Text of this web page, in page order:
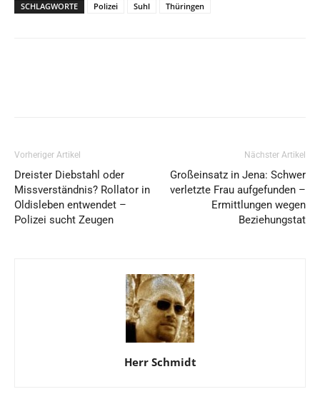
SCHLAGWORTE Polizei Suhl Thüringen
Vorheriger Artikel
Dreister Diebstahl oder
Missverständnis? Rollator in
Oldisleben entwendet –
Polizei sucht Zeugen
Nächster Artikel
Großeinsatz in Jena: Schwer
verletzte Frau aufgefunden –
Ermittlungen wegen
Beziehungstat
Herr Schmidt